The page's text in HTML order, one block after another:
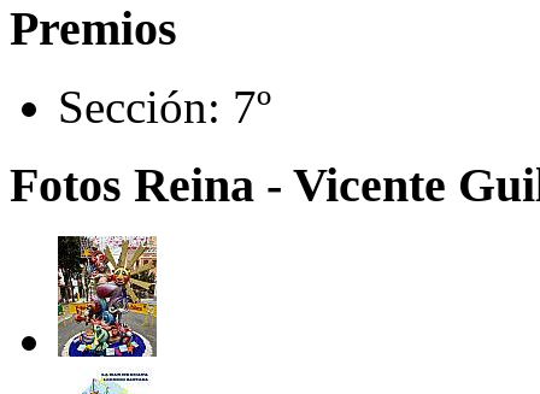
Premios
Sección: 7º
Fotos Reina - Vicente